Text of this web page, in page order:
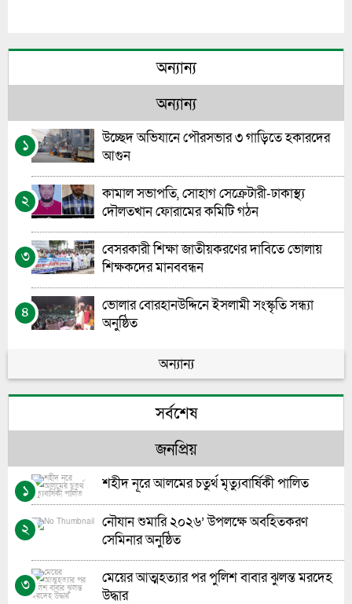
অন্যান্য
অন্যান্য
১
উচ্ছেদ অভিযানে পৌরসভার ৩ গাড়িতে হকারদের
আগুন
২
কামাল সভাপতি, সোহাগ সেক্রেটারী-ঢাকাস্থ্য
দৌলতখান ফোরামের কমিটি গঠন
৩
বেসরকারী শিক্ষা জাতীয়করণের দাবিতে ভোলায়
শিক্ষকদের মানববন্ধন
৪
ভোলার বোরহানউদ্দিনে ইসলামী সংস্কৃতি সন্ধ্যা
অনুষ্ঠিত
ভোলা প্রেসক্লাবের আহবায়ক কমিটি গঠন, অনু
আহবায়ক, ফারুক ও ইউনুছ শরীফ সদস্য
ভোলায় ত্রাসনেত্রী রিপনী’র বিরুদ্ধে এলাকাবাসীর
মানববন্ধন
৭
প্রশাসন ম্যানেজ করেই ইট ভাটা তৈরি ও কাঠ
পোড়ানো হচ্ছে
৮
জাতীয়ভাবে প্রিন্ট পত্রিকার সম্পাদকদের কর্মশালা
অনুষ্ঠিত
৯
ভোলার বাংলাবাজারে নসিমন উল্টে শ্রমিকের মৃত্যু,
অন্যান্য
সর্বশেষ
জনপ্রিয়
১ শহীদ নূরে আলমের চতুর্থ মৃত্যুবার্ষিকী পালিত
২
নৌযান শুমারি ২০২৬’ উপলক্ষে অবহিতকরণ
সেমিনার অনুষ্ঠিত
৩
মেয়ের আত্মহত্যার পর পুলিশ বাবার ঝুলন্ত মরদেহ
উদ্ধার